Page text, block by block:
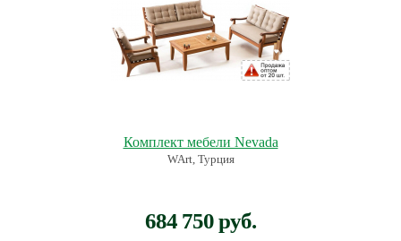
Комплект мебели Nevada
WArt, Турция
684 750 руб.